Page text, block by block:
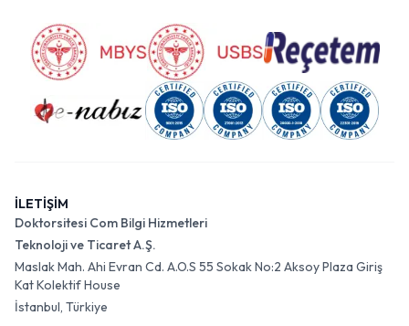
İLETİŞİM
Doktorsitesi Com Bilgi Hizmetleri
Teknoloji ve Ticaret A.Ş.
Maslak Mah. Ahi Evran Cd. A.O.S 55 Sokak No:2 Aksoy Plaza Giriş
Kat Kolektif House
İstanbul, Türkiye